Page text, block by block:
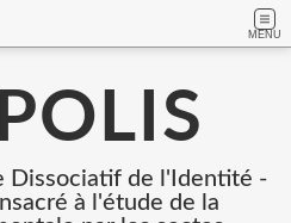
MENU
Dissociatif de l'Identité -
à l'étude de la